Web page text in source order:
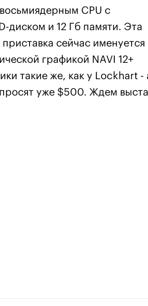
CPU с
диском и 12 Гб памяти. Эта
сейчас именуется
графикой NAVI 12+
такие же, как у Lockhart -
уже $500. Ждем